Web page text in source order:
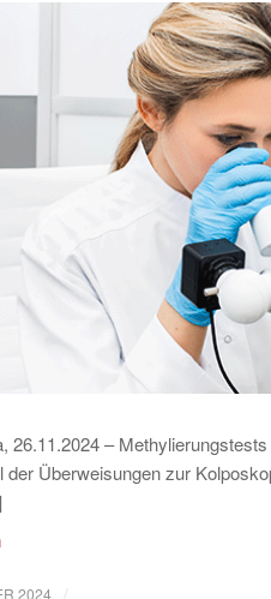
26.11.2024 –
der Überweisungen zur
2024 /